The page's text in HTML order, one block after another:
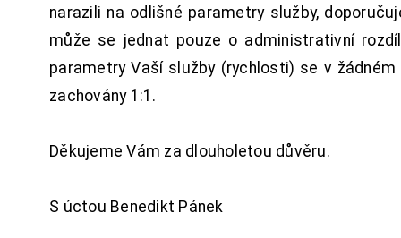
narazili na odlišné parametry služby,
může se jednat pouze o administrativní
parametry Vaší služby (rychlosti) se v
zachovány 1:1.
Děkujeme Vám za dlouholetou důvěru.
S úctou Benedikt Pánek